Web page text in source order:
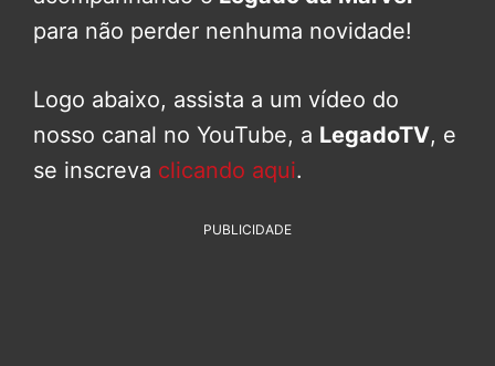
para não perder nenhuma novidade!
Logo abaixo, assista a um vídeo do
nosso canal no YouTube, a LegadoTV, e
se inscreva clicando aqui.
PUBLICIDADE